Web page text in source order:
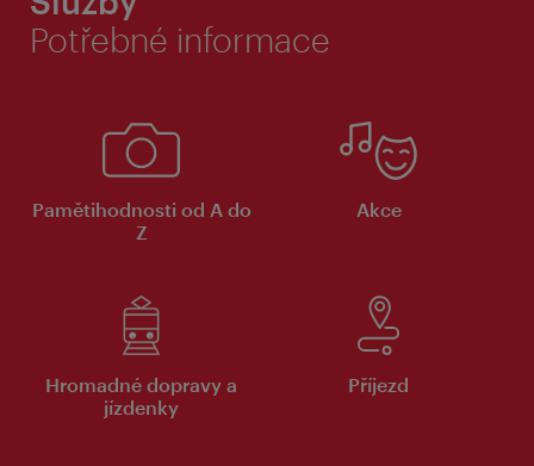
Potřebné informace
Pamětihodnosti od A do
Z
Akce
Hromadné dopravy a
jízdenky
Příjezd